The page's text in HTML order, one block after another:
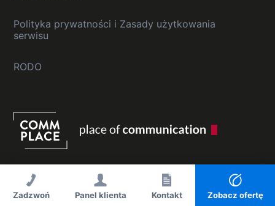
Polityka prywatności i Zasady użytkowania
serwisu
RODO
Zadzwoń Panel klienta Kontakt Zobacz ofertę